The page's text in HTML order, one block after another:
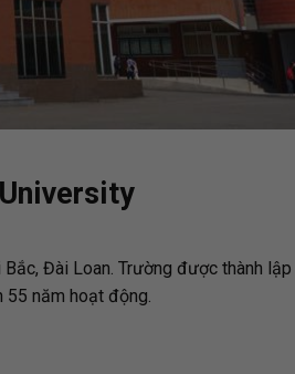
Đài Loan. Trường được thành
55 năm hoạt động.